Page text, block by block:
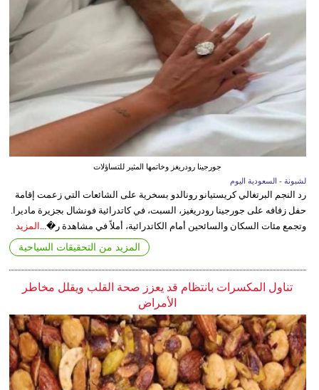
جورجينا رودريغز وخاتمها المثير للتساؤلات
لشبونة - السعودية اليوم
رد النجم البرتغالي كريستيانو رونالدو بسخرية على الشائعات التي زعمت إقامة
حفل زفافه على جورجينا رودريغيز، السبت، في كاتدرائية فونشال بجزيرة ماديرا.
وتجمع مئات السكان والسائحين أمام الكاتدرائية، أملاً في مشاهدة ر�...
المزيد
المزيد من التحقيقات السياحية
تناول المكسرات بانتظام قد يعزز صحة القلب ويقلل مخاطر
الأمراض